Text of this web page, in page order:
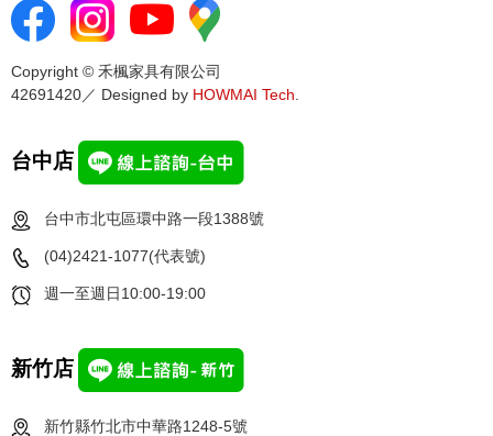
Copyright © 禾楓家具有限公司
42691420／ Designed by HOWMAI Tech.
台中店
台中市北屯區環中路一段1388號
(04)2421-1077(代表號)
週一至週日10:00-19:00
新竹店
新竹縣竹北市中華路1248-5號